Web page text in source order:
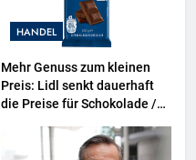
HANDEL
Mehr Genuss zum kleinen
Preis: Lidl senkt dauerhaft
die Preise für Schokolade /
bis zu 13 Prozent günstiger